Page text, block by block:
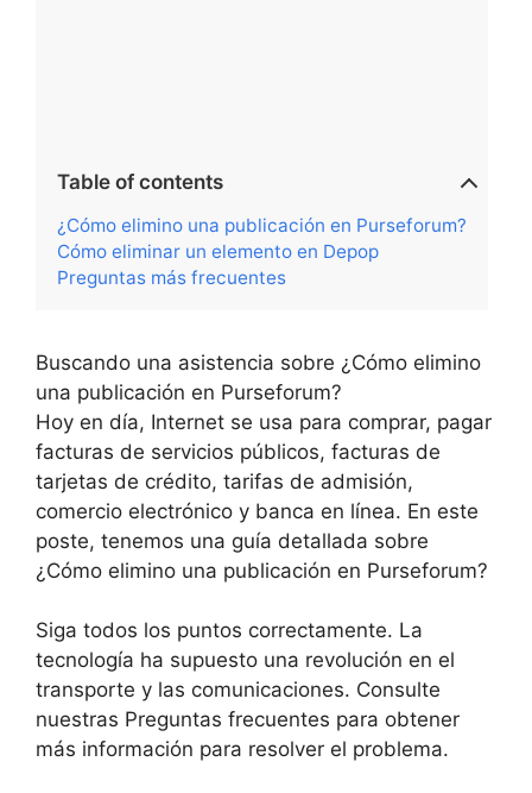
Table of contents
¿Cómo elimino una publicación en Purseforum?
Cómo eliminar un elemento en Depop
Preguntas más frecuentes
Buscando una asistencia sobre ¿Cómo elimino
una publicación en Purseforum?
Hoy en día, Internet se usa para comprar, pagar
facturas de servicios públicos, facturas de
tarjetas de crédito, tarifas de admisión,
comercio electrónico y banca en línea. En este
poste, tenemos una guía detallada sobre
¿Cómo elimino una publicación en Purseforum?
Siga todos los puntos correctamente. La
tecnología ha supuesto una revolución en el
transporte y las comunicaciones. Consulte
nuestras Preguntas frecuentes para obtener
más información para resolver el problema.